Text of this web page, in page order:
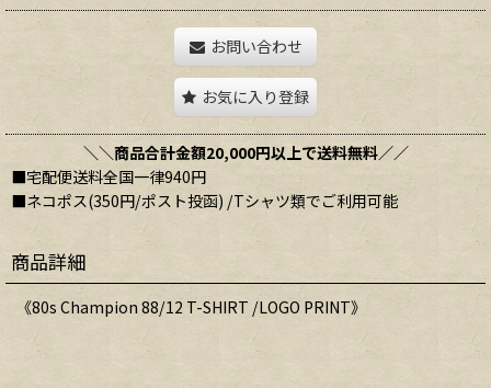
お問い合わせ
お気に入り登録
＼＼商品合計金額20,000円以上で送料無料／／
■宅配便送料全国一律940円
■ネコポス(350円/ポスト投函) /Tシャツ類でご利用可能
商品詳細
《80s Champion 88/12 T-SHIRT /LOGO PRINT》